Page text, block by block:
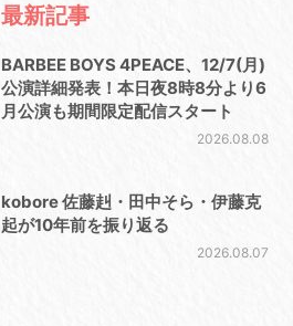
最新記事
BARBEE BOYS 4PEACE、12/7(月)
公演詳細発表！本日夜8時8分より6
月公演も期間限定配信スタート
2026.08.08
kobore 佐藤赳・田中そら・伊藤克
起が10年前を振り返る
2026.08.07